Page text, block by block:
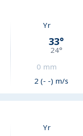
Yr
33°
24°
0 mm
2 (- -) m/s
Yr